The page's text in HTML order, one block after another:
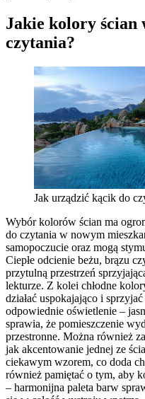
Jakie kolory ścian
czytania?
Jak urządzić kącik do
Wybór kolorów ścian ma
do czytania w nowym
samopoczucie oraz mogą
Ciepłe odcienie beżu, brązu
przytulną przestrzeń
lekturze. Z kolei chłodne
działać uspokajająco i
odpowiednie oświetlenie –
sprawia, że pomieszczenie
przestronne. Można również
jak akcentowanie jednej ze
ciekawym wzorem, co doda
również pamiętać o tym, aby
– harmonijna paleta barw